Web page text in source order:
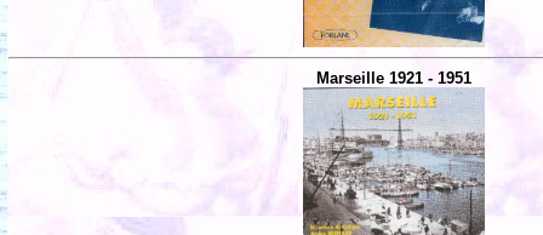
Marseille 1921 - 1951